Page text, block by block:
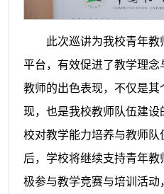
此次巡讲为我校青年
平台，有效促进了教学理
教师的出色表现，不仅是
现，也是我校教师队伍建
校对教学能力培养与教师
后，学校将继续支持青年
极参与教学竞赛与培训活